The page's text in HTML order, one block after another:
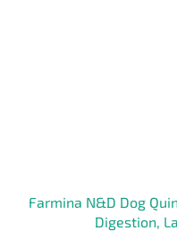
Farmina N&D Dog
Digestion,